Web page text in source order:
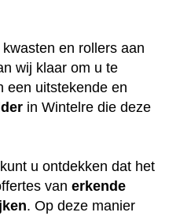
en rollers aan
wij klaar om u te
een uitstekende en
in Wintelre die deze
kunt u ontdekken dat het
van erkende
. Op deze manier